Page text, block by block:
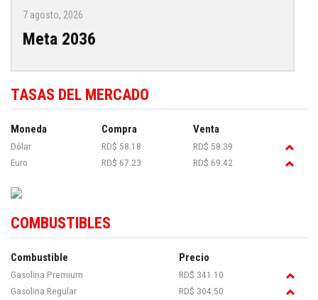
7 agosto, 2026
Meta 2036
TASAS DEL MERCADO
Moneda Compra Venta
Dólar RD$ 58.18
RD$ 58.39
Euro
RD$ 67.23 RD$ 69.42
COMBUSTIBLES
Combustible Precio
Gasolina Premium
RD$ 341.10
Gasolina Regular
RD$ 304.50